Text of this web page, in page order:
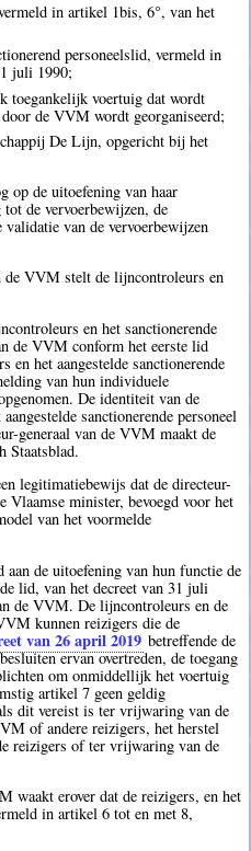
in artikel 1bis, 6°, van het
personeelslid, vermeld in
juli 1990;
toegankelijk voertuig dat wordt
de VVM wordt georganiseerd;
De Lijn, opgericht bij het
op de uitoefening van haar
de vervoerbewijzen, de
van de vervoerbewijzen
de VVM stelt de lijncontroleurs en
en het sanctionerende
de VVM conform het eerste lid
en het aangestelde sanctionerende
van hun individuele
De identiteit van de
sanctionerende personeel
generaal van de VVM maakt de
Staatsblad.
legitimatiebewijs dat de directeur-
Vlaamse minister, bevoegd voor het
van het voormelde
de uitoefening van hun functie de
lid, van het decreet van 31 juli
de VVM. De lijncontroleurs en de
kunnen reizigers die de
van 26 april 2019 betreffende de
ervan overtreden, de toegang
om onmiddellijk het voertuig
artikel 7 geen geldig
dit vereist is ter vrijwaring van de
of andere reizigers, het herstel
reizigers of ter vrijwaring van de
waakt erover dat de reizigers, en het
in artikel 6 tot en met 8,